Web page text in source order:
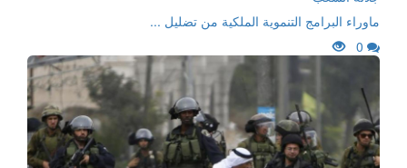
ماوراء البرامج التنموية الملكية من تضليل ...
0